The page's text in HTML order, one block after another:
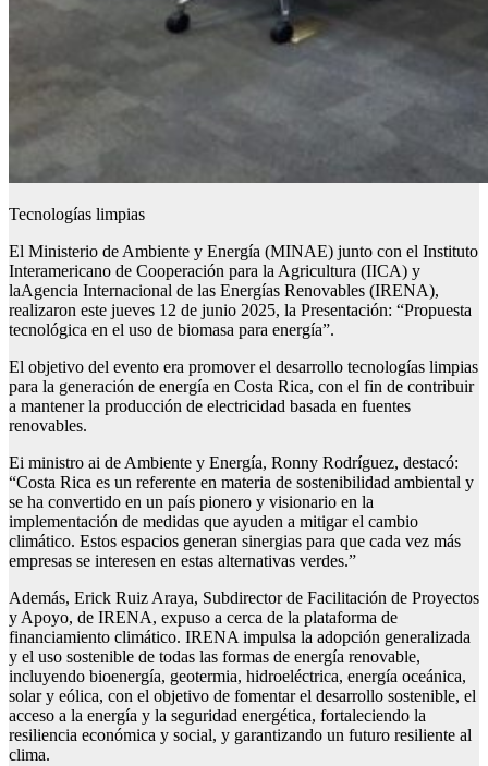
Tecnologías limpias
El Ministerio de Ambiente y Energía (MINAE) junto con el Instituto
Interamericano de Cooperación para la Agricultura (IICA) y
laAgencia Internacional de las Energías Renovables (IRENA),
realizaron este jueves 12 de junio 2025, la Presentación: “Propuesta
tecnológica en el uso de biomasa para energía”.
El objetivo del evento era promover el desarrollo tecnologías limpias
para la generación de energía en Costa Rica, con el fin de contribuir
a mantener la producción de electricidad basada en fuentes
renovables.
Ei ministro ai de Ambiente y Energía, Ronny Rodríguez, destacó:
“Costa Rica es un referente en materia de sostenibilidad ambiental y
se ha convertido en un país pionero y visionario en la
implementación de medidas que ayuden a mitigar el cambio
climático. Estos espacios generan sinergias para que cada vez más
empresas se interesen en estas alternativas verdes.”
Además, Erick Ruiz Araya, Subdirector de Facilitación de Proyectos
y Apoyo, de IRENA, expuso a cerca de la plataforma de
financiamiento climático. IRENA impulsa la adopción generalizada
y el uso sostenible de todas las formas de energía renovable,
incluyendo bioenergía, geotermia, hidroeléctrica, energía oceánica,
solar y eólica, con el objetivo de fomentar el desarrollo sostenible, el
acceso a la energía y la seguridad energética, fortaleciendo la
resiliencia económica y social, y garantizando un futuro resiliente al
clima.